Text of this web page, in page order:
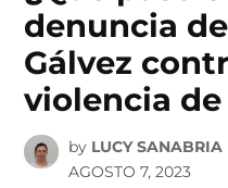
denuncia
Gálvez
violencia
by LUCY SANABRIA
AGOSTO 7, 2023